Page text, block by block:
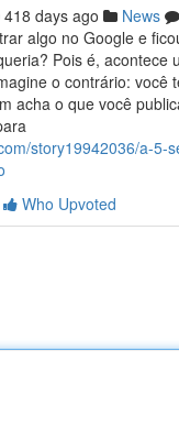
418 days ago News
algo no Google e
Pois é, acontece
o contrário: você
acha o que você
story19942036/a-5-
Who Upvoted